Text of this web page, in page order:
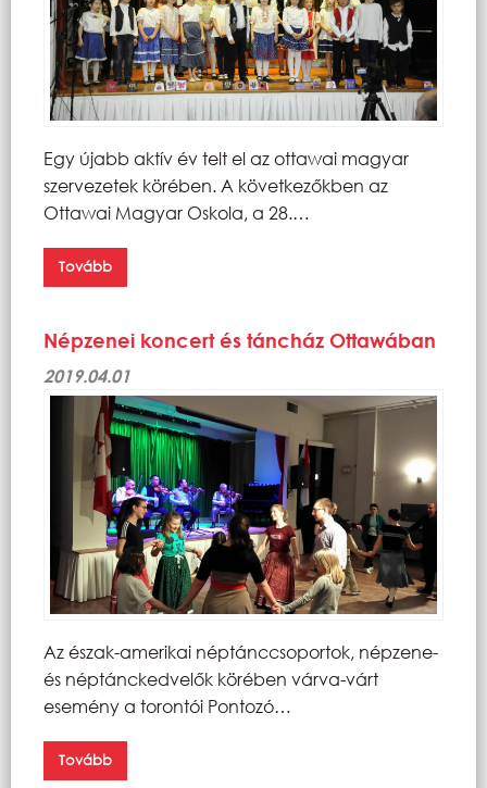
Egy újabb aktív év telt el az ottawai magyar
szervezetek körében. A következőkben az
Ottawai Magyar Oskola, a 28.…
Tovább
Népzenei koncert és táncház Ottawában
2019.04.01
Az észak-amerikai néptánccsoportok, népzene-
és néptánckedvelők körében várva-várt
esemény a torontói Pontozó…
Tovább